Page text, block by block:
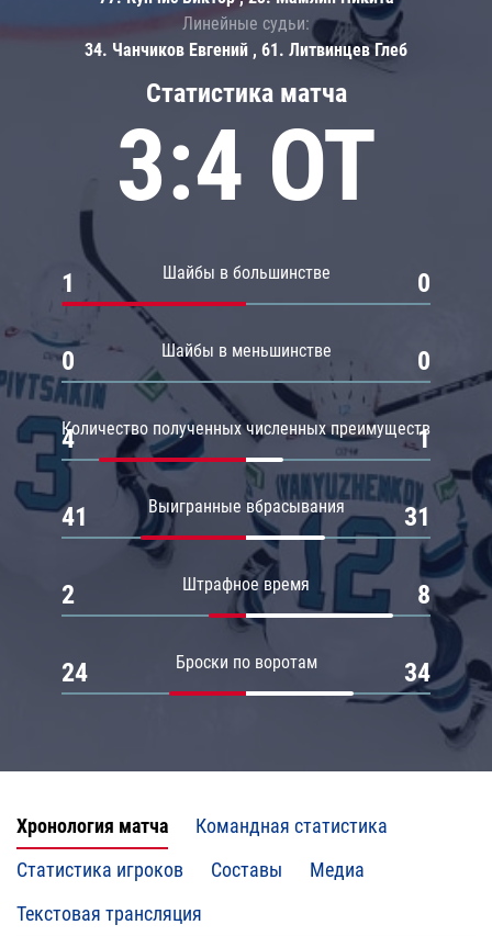
Статистика матча
3:4 ОТ
Шайбы в большинстве
1 0
Шайбы в меньшинстве
0 0
Количество полученных численных преимуществ
4 1
Выигранные вбрасывания
41 31
Штрафное время
2 8
Броски по воротам
24 34
Линейные судьи:
34. Чанчиков Евгений , 61. Литвинцев Глеб
Хронология матча
Командная статистика
Статистика игроков
Составы
Медиа
Текстовая трансляция